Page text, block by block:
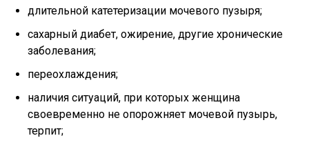
длительной катетеризации мочевого пузыря;
сахарный диабет, ожирение, другие хронические
заболевания;
переохлаждения;
наличия ситуаций, при которых женщина
своевременно не опорожняет мочевой пузырь,
терпит;